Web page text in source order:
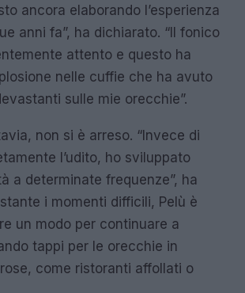
ancora elaborando l’esperienza
anni fa”, ha dichiarato. “Il fonico
attento e questo ha
nelle cuffie che ha avuto
sulle mie orecchie”.
non si è arreso. “Invece di
l’udito, ho sviluppato
a determinate frequenze”, ha
i momenti difficili, Pelù è
un modo per continuare a
tappi per le orecchie in
come ristoranti affollati o